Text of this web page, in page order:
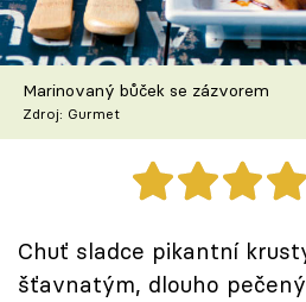
Škola vaření
Recepty z TV
Speciál: Cuketa
Těhotnej kuchař
Sledujte prima+
Marinovaný bůček se zázvorem
Zdroj: Gurmet
Chuť sladce pikantní
šťavnatým, dlouho